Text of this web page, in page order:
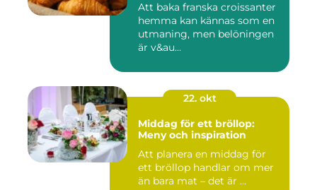
Att baka franska croissanter
hemma kan kännas som en
utmaning, men belöningen
är v&au...
22. okt
Middag för ett bröllop:
Meny och inspiration
Att planera en middag för
ett bröllop handlar om mer
än bara mat – det är ...